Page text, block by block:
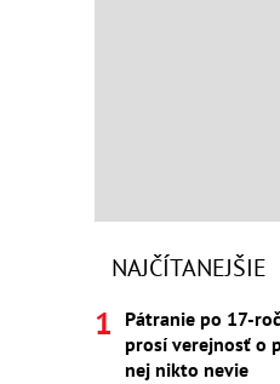
NAJČÍTANEJŠIE
Pátranie po 17-
prosí verejnosť o
nej nikto nevie